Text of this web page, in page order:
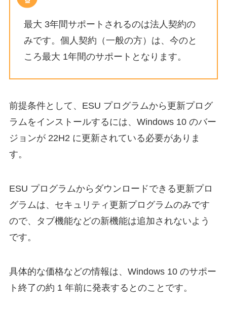
最大 3年間サポートされるのは法人契約の
みです。個人契約（一般の方）は、今のと
ころ最大 1年間のサポートとなります。
前提条件として、ESU プログラムから更新プログ
ラムをインストールするには、Windows 10 のバー
ジョンが 22H2 に更新されている必要がありま
す。
ESU プログラムからダウンロードできる更新プロ
グラムは、セキュリティ更新プログラムのみです
ので、タブ機能などの新機能は追加されないよう
です。
具体的な価格などの情報は、Windows 10 のサポー
ト終了の約 1 年前に発表するとのことです。